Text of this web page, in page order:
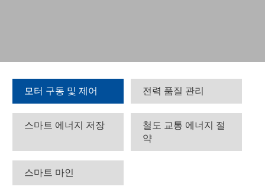
모터 구동 및 제어 전력 품질 관리
스마트 에너지 저장
철도 교통 에너지 절
약
스마트 마인